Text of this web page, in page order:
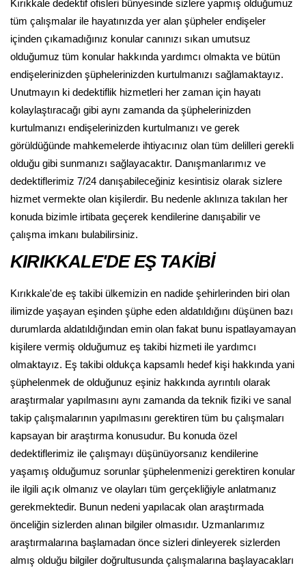
Kırıkkale dedektif ofisleri bünyesinde sizlere yapmış olduğumuz
tüm çalışmalar ile hayatınızda yer alan şüpheler endişeler
içinden çıkamadığınız konular canınızı sıkan umutsuz
olduğumuz tüm konular hakkında yardımcı olmakta ve bütün
endişelerinizden şüphelerinizden kurtulmanızı sağlamaktayız.
Unutmayın ki dedektiflik hizmetleri her zaman için hayatı
kolaylaştıracağı gibi aynı zamanda da şüphelerinizden
kurtulmanızı endişelerinizden kurtulmanızı ve gerek
görüldüğünde mahkemelerde ihtiyacınız olan tüm delilleri gerekli
olduğu gibi sunmanızı sağlayacaktır. Danışmanlarımız ve
dedektiflerimiz 7/24 danışabileceğiniz kesintisiz olarak sizlere
hizmet vermekte olan kişilerdir. Bu nedenle aklınıza takılan her
konuda bizimle irtibata geçerek kendilerine danışabilir ve
çalışma imkanı bulabilirsiniz.
KIRIKKALE'DE EŞ TAKİBİ
Kırıkkale'de eş takibi ülkemizin en nadide şehirlerinden biri olan
ilimizde yaşayan eşinden şüphe eden aldatıldığını düşünen bazı
durumlarda aldatıldığından emin olan fakat bunu ispatlayamayan
kişilere vermiş olduğumuz eş takibi hizmeti ile yardımcı
olmaktayız. Eş takibi oldukça kapsamlı hedef kişi hakkında yani
şüphelenmek de olduğunuz eşiniz hakkında ayrıntılı olarak
araştırmalar yapılmasını aynı zamanda da teknik fiziki ve sanal
takip çalışmalarının yapılmasını gerektiren tüm bu çalışmaları
kapsayan bir araştırma konusudur. Bu konuda özel
dedektiflerimiz ile çalışmayı düşünüyorsanız kendilerine
yaşamış olduğumuz sorunlar şüphelenmenizi gerektiren konular
ile ilgili açık olmanız ve olayları tüm gerçekliğiyle anlatmanız
gerekmektedir. Bunun nedeni yapılacak olan araştırmada
önceliğin sizlerden alınan bilgiler olmasıdır. Uzmanlarımız
araştırmalarına başlamadan önce sizleri dinleyerek sizlerden
almış olduğu bilgiler doğrultusunda çalışmalarına başlayacakları